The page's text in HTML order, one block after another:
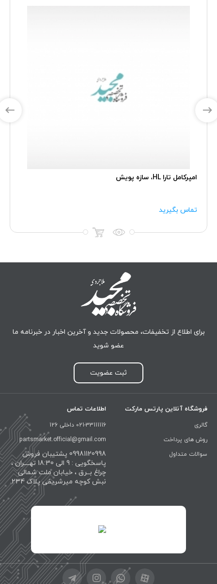
امپرکامل تارا HL، سازه پویش
تماس بگیرید
برای اطلاع از تخفیفات، محصولات جدید و آخرین اخبار در خبرنامه ما
عضو شوید
ثبت عضویت
فروشگاه آنلاین پارتس مارکت
گالری
روش های پرداخت
سوالات متداول
اطلاعات تماس
021-33111116 داخلی 126
partsmarket.official@gmail.com
09981120998 پشتیبان فروش
پاسخگویی : 9 الی 18:30 تهــــران ،
چراغ بــرق ، خیابان ملت شمالی
نبش کوچه میرشریفی پلاک 234